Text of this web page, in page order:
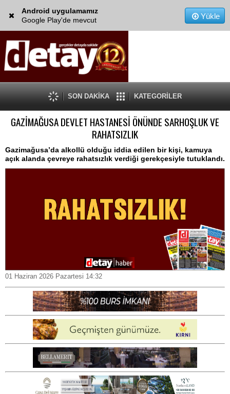
Android uygulamamız
Google Play'de mevcut
Yükle
SON DAKİKA KATEGORİLER
GAZİMAĞUSA DEVLET HASTANESİ ÖNÜNDE SARHOŞLUK VE
RAHATSIZLIK
Gazimağusa’da alkollü olduğu iddia edilen bir kişi, kamuya
açık alanda çevreye rahatsızlık verdiği gerekçesiyle tutuklandı.
01 Haziran 2026 Pazartesi 14:32